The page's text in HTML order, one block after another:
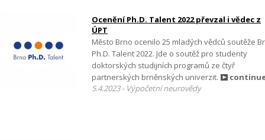
Ocenění Ph.D. Talent 2022 převzal i vědec z
ÚPT
Město Brno ocenilo 25 mladých vědců soutěže
Ph.D. Talent 2022. Jde o soutěž pro studenty
doktorských studijních programů ze čtyř
partnerských brněnských univerzit.
5.4.2023 - Výpočetní neurovědy